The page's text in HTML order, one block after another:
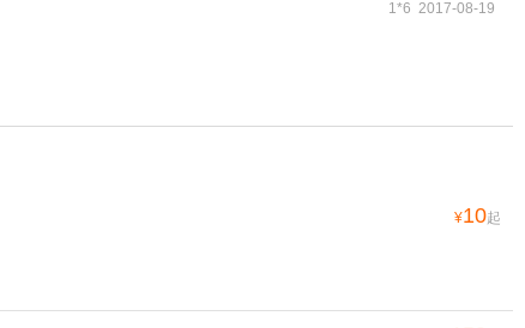
1*6 2017-08-19
¥10起